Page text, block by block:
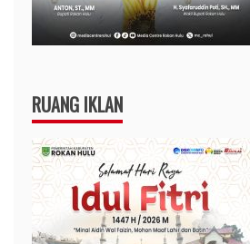
RUANG IKLAN